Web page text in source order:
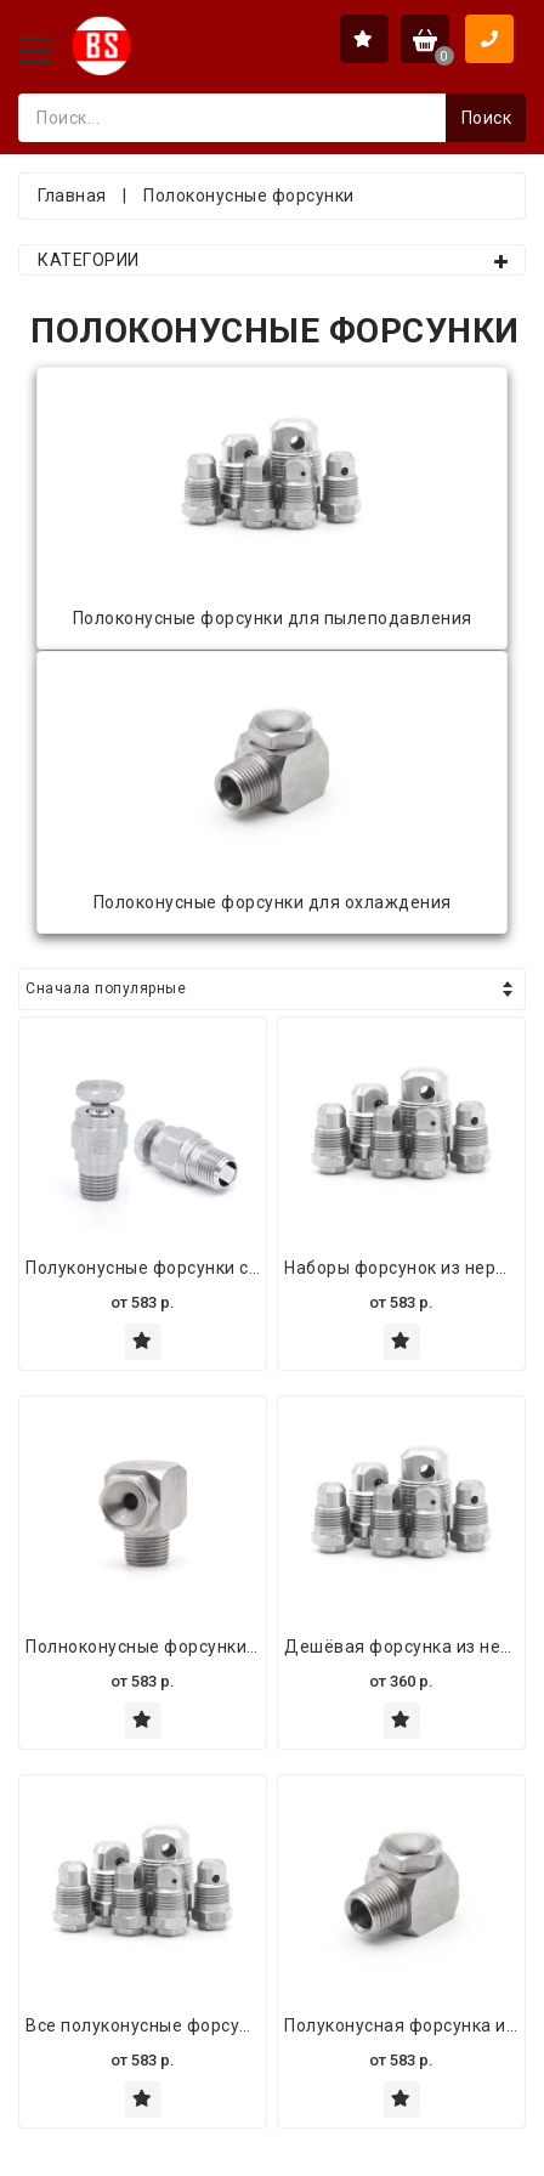
0
Поиск
Главная Полоконусные форсунки
КАТЕГОРИИ
ПОЛОКОНУСНЫЕ ФОРСУНКИ
Полоконусные форсунки для пылеподавления
Полоконусные форсунки для охлаждения
от 583 р. от 583 р.
от 583 р. от 360 р.
от 583 р. от 583 р.